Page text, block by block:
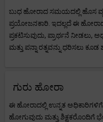
ಬುಧ ಹೋರಾದ ಸಮಯದಲ್ಲಿ ಹೊಸ
ಪ್ರಯೋಜನಕಾರಿ. ಇದಲ್ಲದೆ ಈ
ಪ್ರಕಟಿಸುವುದು, ಪ್ರಾರ್ಥನೆ ನೀಡಲು,
ಮತ್ತು ಪನ್ನಾ ರತ್ನವನ್ನು ಧರಿಸಲು
ಗುರು ಹೋರಾ
ಈ ಹೋರಾದಲ್ಲಿ ಉನ್ನತ ಅಧಿಕಾರಿಗಳಿಗೆ
ಹೋಗುವುದು ಮತ್ತು ಶಿಕ್ಷಕರೊಂದಿಗೆ